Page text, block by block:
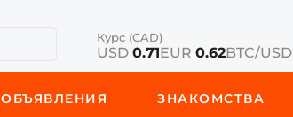
Курс (CAD)
USD 0.71EUR 0.62BTC/USD
ОБЪЯВЛЕНИЯ ЗНАКОМСТВА